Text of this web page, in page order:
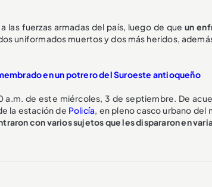
las fuerzas armadas del país, luego de queun
uniformados muertos y dos más heridos,
en un potrero del Suroeste antioqueño
a.m. de este miércoles, 3 de septiembre. De
la estación de Policía, en pleno casco urbano del
con varios sujetos que les dispararon en